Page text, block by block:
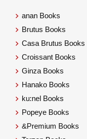
anan Books
Brutus Books
Casa Brutus Books
Croissant Books
Ginza Books
Hanako Books
ku:nel Books
Popeye Books
&Premium Books